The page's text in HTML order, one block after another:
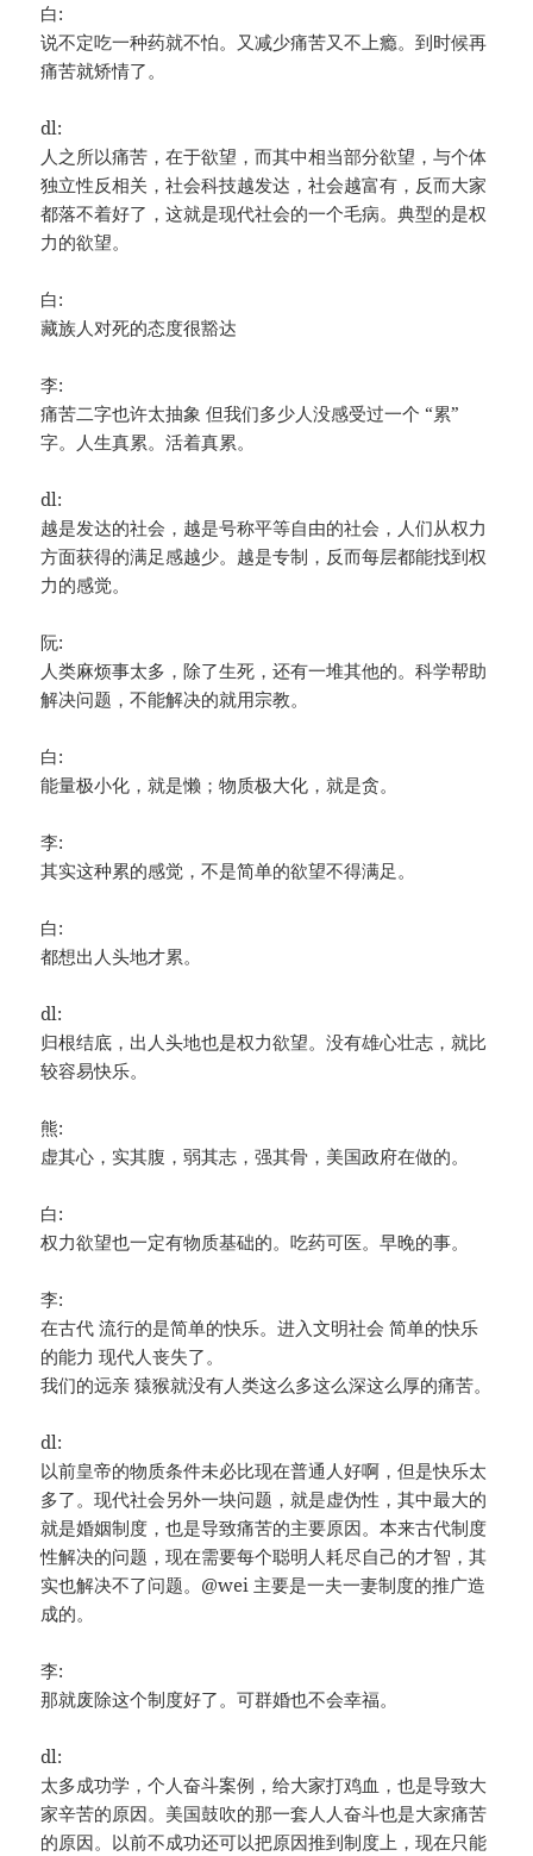
白:
说不定吃一种药就不怕。又减少痛苦又不上瘾。到时候再
痛苦就矫情了。
dl:
人之所以痛苦，在于欲望，而其中相当部分欲望，与个体
独立性反相关，社会科技越发达，社会越富有，反而大家
都落不着好了，这就是现代社会的一个毛病。典型的是权
力的欲望。
白:
藏族人对死的态度很豁达
李:
痛苦二字也许太抽象 但我们多少人没感受过一个 “累”
字。人生真累。活着真累。
dl:
越是发达的社会，越是号称平等自由的社会，人们从权力
方面获得的满足感越少。越是专制，反而每层都能找到权
力的感觉。
阮:
人类麻烦事太多，除了生死，还有一堆其他的。科学帮助
解决问题，不能解决的就用宗教。
白:
能量极小化，就是懒；物质极大化，就是贪。
李:
其实这种累的感觉，不是简单的欲望不得满足。
白:
都想出人头地才累。
dl:
归根结底，出人头地也是权力欲望。没有雄心壮志，就比
较容易快乐。
熊:
虚其心，实其腹，弱其志，强其骨，美国政府在做的。
白:
权力欲望也一定有物质基础的。吃药可医。早晚的事。
李:
在古代 流行的是简单的快乐。进入文明社会 简单的快乐
的能力 现代人丧失了。
我们的远亲 猿猴就没有人类这么多这么深这么厚的痛苦。
dl:
以前皇帝的物质条件未必比现在普通人好啊，但是快乐太
多了。现代社会另外一块问题，就是虚伪性，其中最大的
就是婚姻制度，也是导致痛苦的主要原因。本来古代制度
性解决的问题，现在需要每个聪明人耗尽自己的才智，其
实也解决不了问题。@wei 主要是一夫一妻制度的推广造
成的。
李:
那就废除这个制度好了。可群婚也不会幸福。
dl:
太多成功学，个人奋斗案例，给大家打鸡血，也是导致大
家辛苦的原因。美国鼓吹的那一套人人奋斗也是大家痛苦
的原因。以前不成功还可以把原因推到制度上，现在只能